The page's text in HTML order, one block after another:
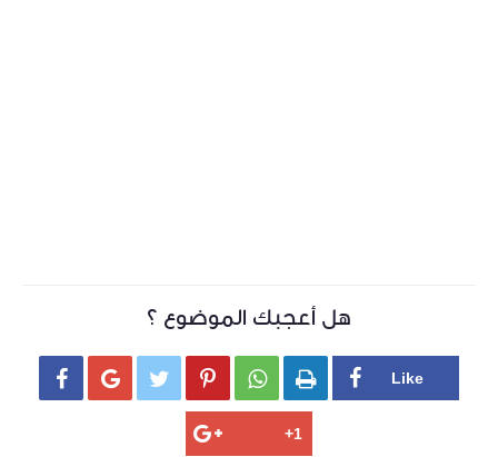
هل أعجبك الموضوع ؟
     